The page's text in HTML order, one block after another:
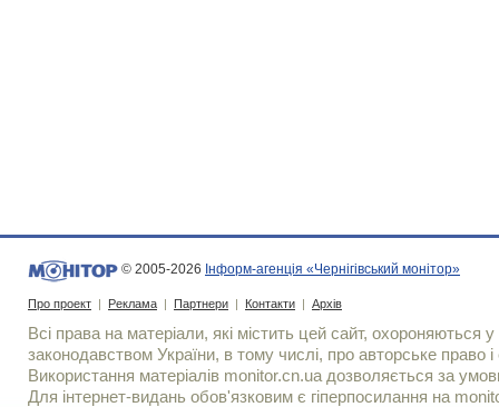
© 2005-2026 Інформ-агенція «Чернігівський монітор»
Про проект | Реклама | Партнери | Контакти | Архів
Всі права на матеріали, які містить цей сайт, охороняються у
законодавством України, в тому числі, про авторське право і
Використання матерiалiв monitor.cn.ua дозволяється за
Для iнтернет-видань обов'язковим є гiперпосилання на